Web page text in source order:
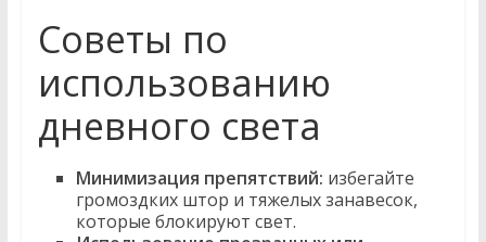
Советы по
использованию
дневного света
Минимизация препятствий: избегайте
громоздких штор и тяжелых занавесок,
которые блокируют свет.